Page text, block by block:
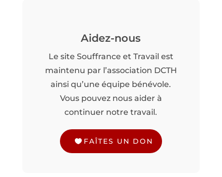
Aidez-nous
Le site Souffrance et Travail est
maintenu par l’association DCTH
ainsi qu’une équipe bénévole.
Vous pouvez nous aider à
continuer notre travail.
FAÎTES UN DON